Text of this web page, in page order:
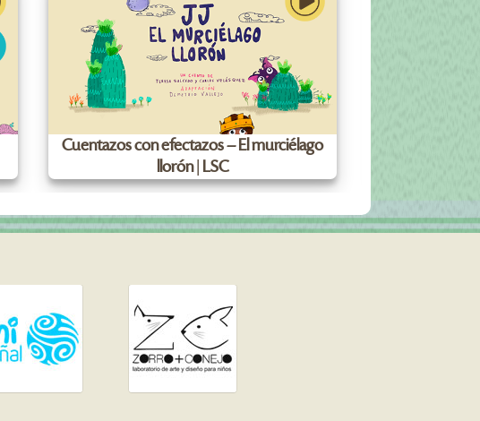
Cuentazos con efectazos – El murciélago
llorón | LSC